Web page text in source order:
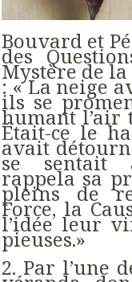
Bouvard et
des
Mystère de la
: « La neige
ils se
humant l’air
Était-ce le
avait
se sentait
rappela sa
pleins de
Force, la
l’idée leur
pieuses.»
2. Par l’une